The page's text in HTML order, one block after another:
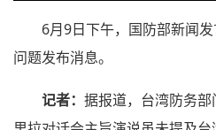
6月9日下午，国防部新闻
问题发布消息。
记者： 据报道，台湾防务